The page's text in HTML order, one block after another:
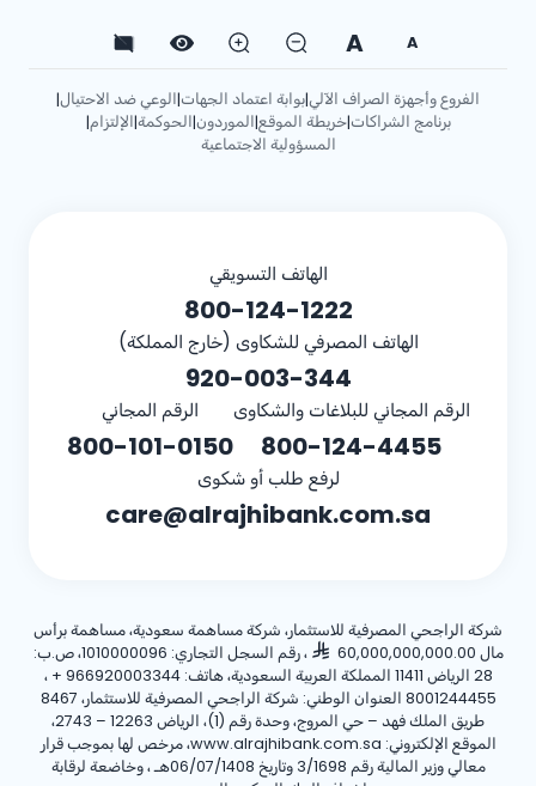
A
A
الفروع وأجهزة الصراف الآلي|بوابة اعتماد الجهات|الوعي ضد الاحتيال|
برنامج الشراكات|خريطة الموقع|الموردون|الحوكمة|الإلتزام|
المسؤولية الاجتماعية
الهاتف التسويقي
800-124-1222
الهاتف المصرفي للشكاوى (خارج المملكة)
920-003-344
الرقم المجاني للبلاغات والشكاوى
800-124-4455
الرقم المجاني
800-101-0150
لرفع طلب أو شكوى
care@alrajhibank.com.sa
شركة الراجحي المصرفية للاستثمار، شركة مساهمة سعودية، مساهمة برأس
مال 60,000,000,000.00
، رقم السجل التجاري: 1010000096، ص.ب:
28 الرياض 11411 المملكة العربية السعودية، هاتف:
+ 966920003344 ،
8001244455 العنوان الوطني: شركة الراجحي المصرفية للاستثمار، 8467
طريق الملك فهد – حي المروج، وحدة رقم (1)، الرياض 12263 – 2743،
الموقع الإلكتروني: www.alrajhibank.com.sa، مرخص لها بموجب قرار
معالي وزير المالية رقم 3/1698 وتاريخ 06/07/1408هـ ، وخاضعة لرقابة